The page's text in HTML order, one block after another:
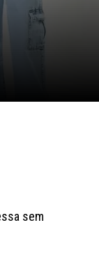
sem